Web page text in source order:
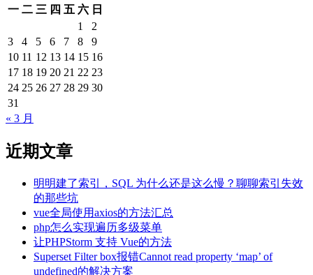
一 二 三 四 五 六 日
1
2
3
4 5 6 7 8
9
10 11 12 13 14 15 16
17 18 19 20 21 22 23
24 25 26 27 28 29 30
31
« 3 月
近期文章
明明建了索引，SQL 为什么还是这么慢？聊聊索引失效
的那些坑
vue全局使用axios的方法汇总
php怎么实现遍历多级菜单
让PHPStorm 支持 Vue的方法
Superset Filter box报错Cannot read property ‘map’ of
undefined的解决方案